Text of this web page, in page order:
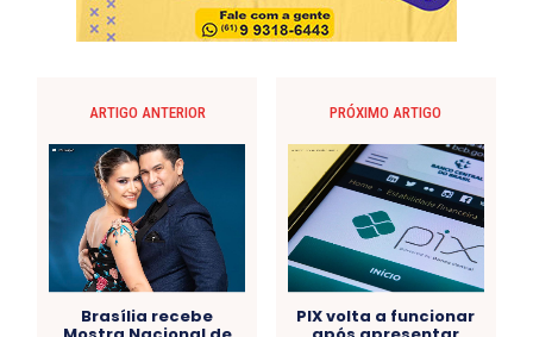
ARTIGO ANTERIOR
Brasília recebe
PRÓXIMO ARTIGO
PIX volta a funcionar